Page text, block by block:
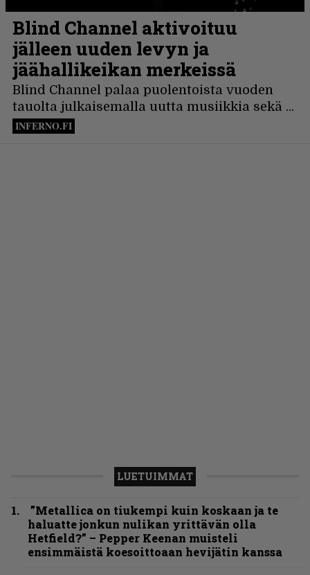
LUETUIMMAT
”Metallica on tiukempi kuin koskaan ja te
haluatte jonkun nulikan yrittävän olla
Hetfield?” – Pepper Keenan muisteli
ensimmäistä koesoittoaan hevijätin kanssa